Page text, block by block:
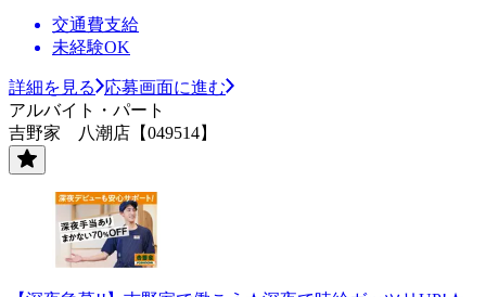
交通費支給
未経験OK
詳細を見る
応募画面に進む
アルバイト・パート
吉野家 八潮店【049514】